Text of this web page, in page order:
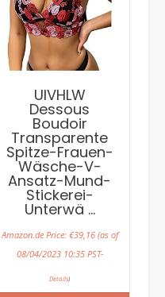
UIVHLW
Dessous
Boudoir
Transparente
Spitze-Frauen-
Wäsche-V-
Ansatz-Mund-
Stickerei-
Unterwä …
Amazon.de Price: €39,16(as of
08/04/2023 10:35 PST-
Details)